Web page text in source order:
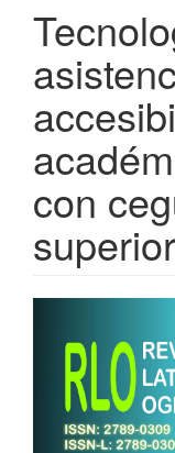
con
superior
lateral
del
artículo